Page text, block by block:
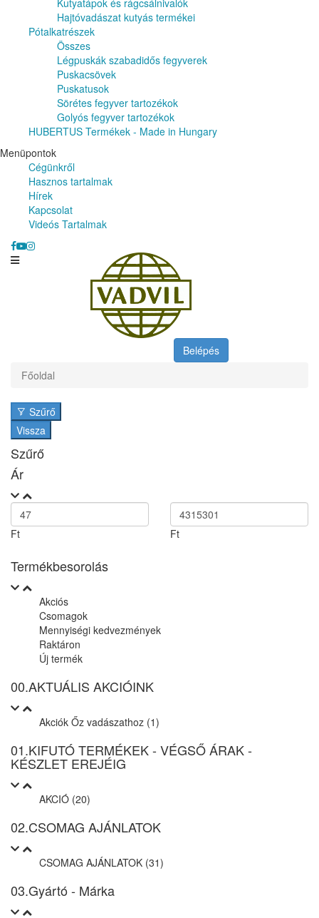
Kutyatápok és rágcsálnivalók
Hajtóvadászat kutyás termékei
Pótalkatrészek
Összes
Légpuskák szabadidős fegyverek
Puskacsövek
Puskatusok
Sörétes fegyver tartozékok
Golyós fegyver tartozékok
HUBERTUS Termékek - Made in Hungary
Menüpontok
Cégünkről
Hasznos tartalmak
Hírek
Kapcsolat
Videós Tartalmak
Belépés
Főoldal
Szűrő
Vissza
Szűrő
Ár
Ft Ft
Termékbesorolás
Akciós
Csomagok
Mennyiségi kedvezmények
Raktáron
Új termék
00.AKTUÁLIS AKCIÓINK
Akciók Őz vadászathoz (1)
01.KIFUTÓ TERMÉKEK - VÉGSŐ ÁRAK -
KÉSZLET EREJÉIG
AKCIÓ (20)
02.CSOMAG AJÁNLATOK
CSOMAG AJÁNLATOK (31)
03.Gyártó - Márka